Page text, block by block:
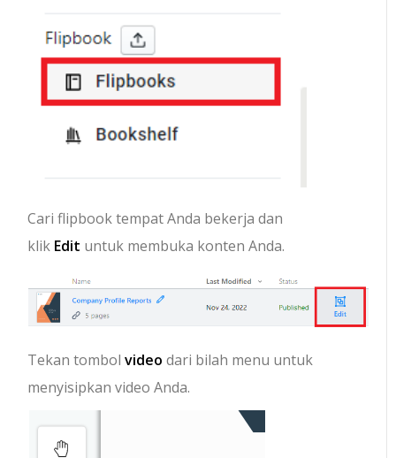
Cari flipbook tempat Anda bekerja dan
klik Edit untuk membuka konten Anda.
Tekan tombolvideo dari bilah menu untuk
menyisipkan video Anda.